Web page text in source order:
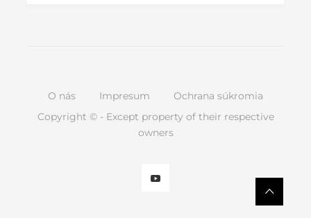
O nás Impresum
Ochrana súkromia
Copyright © - Except property of their respective
owners